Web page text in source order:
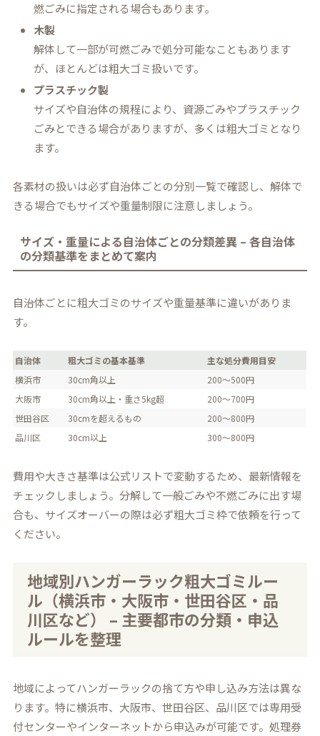
燃ごみに指定される場合もあります。
木製
解体して一部が可燃ごみで処分可能なこともあります
が、ほとんどは粗大ゴミ扱いです。
プラスチック製
サイズや自治体の規程により、資源ごみやプラスチック
ごみとできる場合がありますが、多くは粗大ゴミとなり
ます。
各素材の扱いは必ず自治体ごとの分別一覧で確認し、解体で
きる場合でもサイズや重量制限に注意しましょう。
サイズ・重量による自治体ごとの分類差異 – 各自治体
の分類基準をまとめて案内
自治体ごとに粗大ゴミのサイズや重量基準に違いがありま
す。
自治体 粗大ゴミの基本基準
主な処分費用目安
横浜市
30cm角以上
200～500円
大阪市
30cm角以上・重さ5kg超
200～700円
世田谷区
30cmを超えるもの
200～800円
品川区
30cm以上 300～800円
費用や大きさ基準は公式リストで変動するため、最新情報を
チェックしましょう。分解して一般ごみや不燃ごみに出す場
合も、サイズオーバーの際は必ず粗大ゴミ枠で依頼を行って
ください。
地域別ハンガーラック粗大ゴミルー
ル（横浜市・大阪市・世田谷区・品
川区など） – 主要都市の分類・申込
ルールを整理
地域によってハンガーラックの捨て方や申し込み方法は異な
ります。特に横浜市、大阪市、世田谷区、品川区では専用受
付センターやインターネットから申込みが可能です。処理券